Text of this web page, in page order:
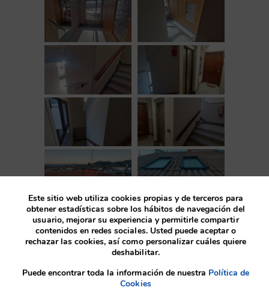
Este sitio web utiliza cookies propias y de terceros para
obtener estadísticas sobre los hábitos de navegación del
usuario, mejorar su experiencia y permitirle compartir
contenidos en redes sociales. Usted puede aceptar o
rechazar las cookies, así como personalizar cuáles quiere
deshabilitar.
Puede encontrar toda la información de nuestra Política de
Cookies